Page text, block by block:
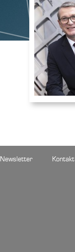
Newsletter Kontakt